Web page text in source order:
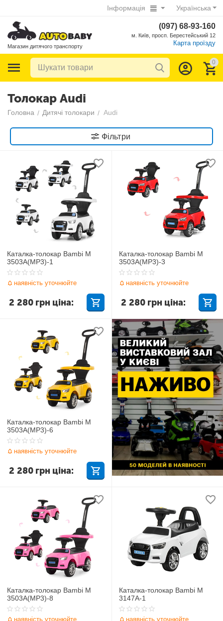
Українська
Інформація
Магазин дитячого транспорту
(097) 68-93-160
м. Київ, просп. Берестейський 12
Карта проїзду
0
Толокар Audi
Головна / Дитячі толокари / Audi
Фільтри
Каталка-толокар Bambi M
3503A(MP3)-1
наявність уточнюйте
2 280 грн ціна:
Каталка-толокар Bambi M
3503A(MP3)-3
наявність уточнюйте
2 280 грн ціна:
Каталка-толокар Bambi M
3503A(MP3)-6
наявність уточнюйте
2 280 грн ціна:
Каталка-толокар Bambi M
3503A(MP3)-8
наявність уточнюйте
Каталка-толокар Bambi M
3147A-1
наявність уточнюйте